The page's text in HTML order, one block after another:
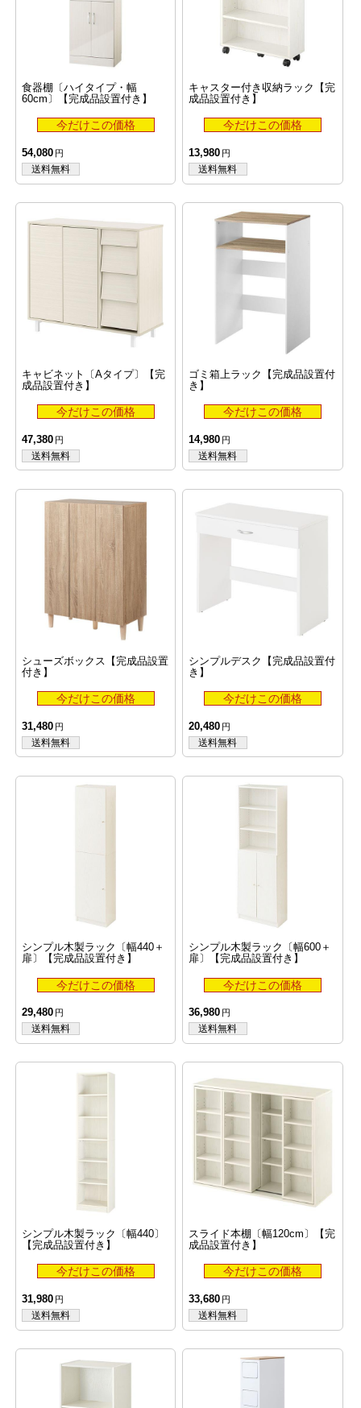
食器棚〔ハイタイプ・幅
60cm〕【完成品設置付き】
54,080
キャスター付き収納ラック【完
成品設置付き】
13,980
キャビネット〔Aタイプ〕【完
成品設置付き】
47,380
ゴミ箱上ラック【完成品設置付
き】
14,980
シューズボックス【完成品設置
付き】
31,480
シンプルデスク【完成品設置付
き】
20,480
シンプル木製ラック〔幅440＋
扉〕【完成品設置付き】
29,480
シンプル木製ラック〔幅600＋
扉〕【完成品設置付き】
36,980
シンプル木製ラック〔幅440〕
【完成品設置付き】
31,980
スライド本棚〔幅120cm〕【完
成品設置付き】
33,680